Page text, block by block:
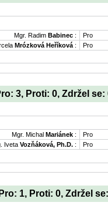
Mgr. Radim Babinec : Pro
Mrózková Heříková : Pro
3, Proti: 0, Zdržel se:
Mgr. Michal Mariánek : Pro
Iveta Vozňáková, Ph.D. : Pro
1, Proti: 0, Zdržel